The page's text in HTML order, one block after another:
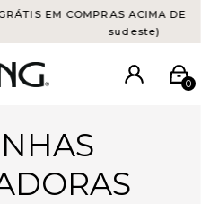
de R$ 50,00)
FRETE
0